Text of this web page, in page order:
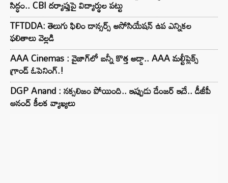
సిద్ధం.. CBI దర్యాప్తుపై విద్యార్థుల పట్టు
TFTDDA: తెలుగు ఫిలిం డాన్సర్స్ అసోసియేషన్ ఉప ఎన్నికల
ఫలితాలు వెల్లడి
AAA Cinemas : వైజాగ్‌లో బన్నీ కొత్త అడ్డా.. AAA మల్టీప్లెక్స్
గ్రాండ్ ఓపెనింగ్.!
DGP Anand : నక్సలిజం పోయింది.. ఇప్పుడు డేంజర్ ఇదే.. డీజీపీ
ఆనంద్ కీలక వ్యాఖ్యలు